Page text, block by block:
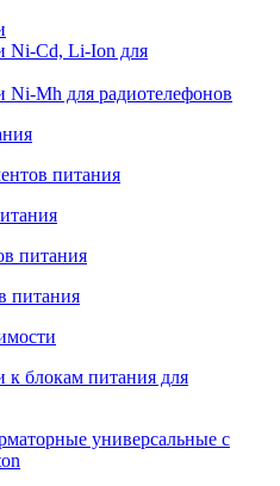
Ni-Cd, Li-Ion для
Ni-Mh для радиотелефонов
питания
питания
питания
блокам питания для
универсальные с